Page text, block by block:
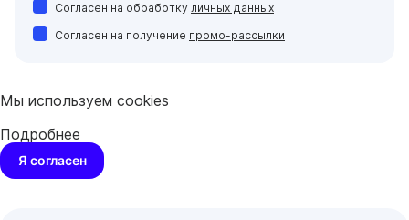
Согласен на обработку личных данных
Согласен на получение промо-рассылки
Мы используем cookies
Подробнее
Я согласен